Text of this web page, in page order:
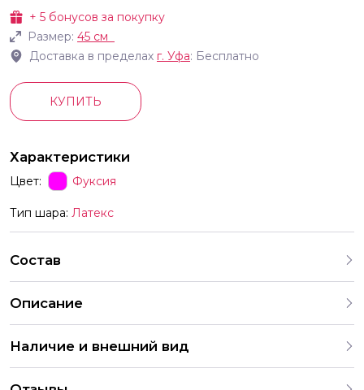
+ 5 бонусов за покупку
Размер: 45 см
Доставка в пределах г. Уфа: Бесплатно
КУПИТЬ
Характеристики
Цвет: Фуксия
Тип шара: Латекс
Состав
Описание
Наличие и внешний вид